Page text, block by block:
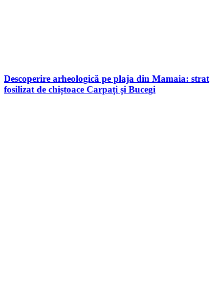
Descoperire arheologică pe plaja din Mamaia: strat
fosilizat de chiștoace Carpați și Bucegi